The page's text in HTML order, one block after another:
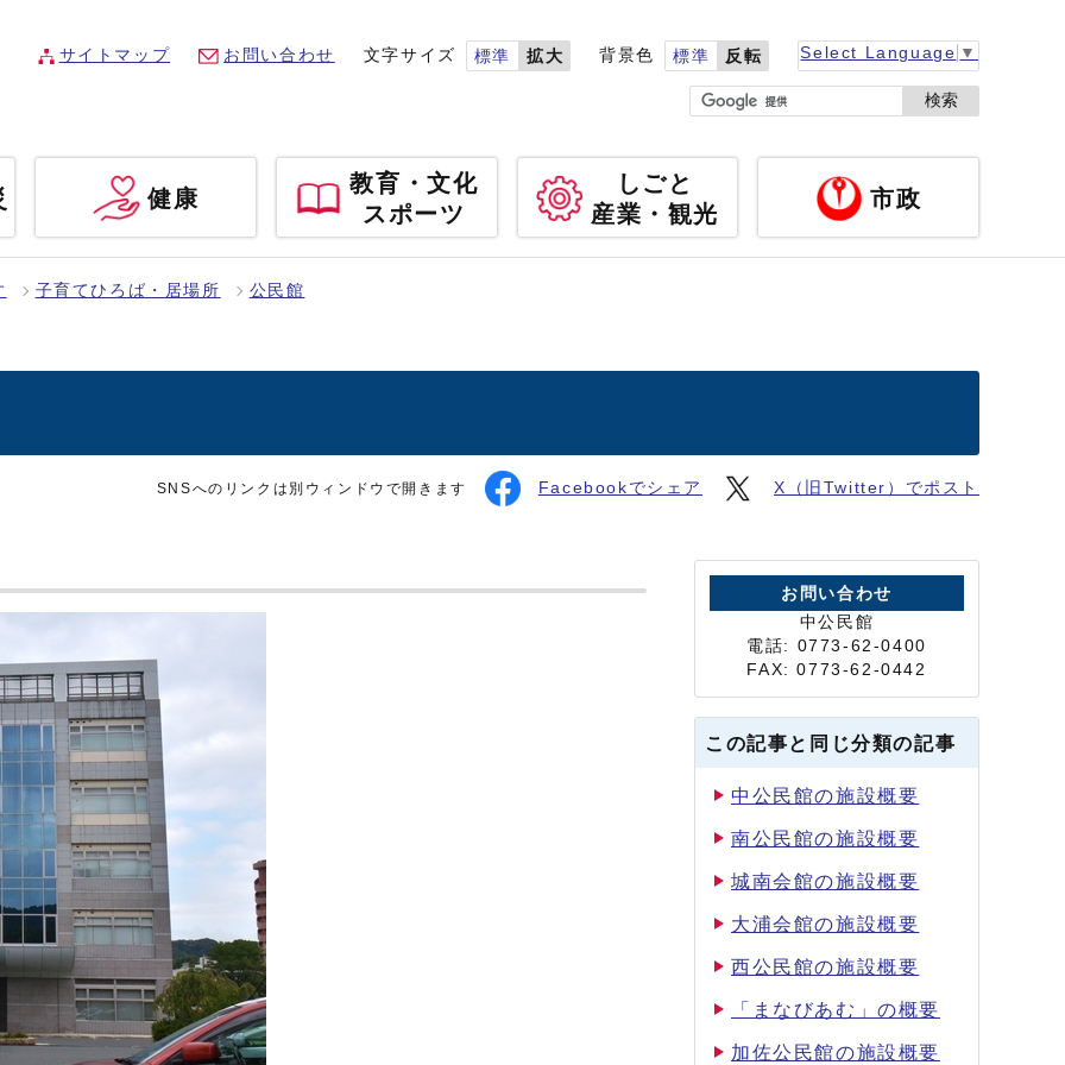
サイトマップ お問い合わせ 文字サイズ 標準 拡大 背景色 標準 反転 Select Language ▼
検索
健康
教育・文化
スポーツ
しごと
産業・観光
市政
子育てひろば・居場所 公民館
SNSへのリンクは別ウィンドウで開きます Facebookでシェア X（旧Twitter）でポスト
お問い合わせ
中公民館
電話: 0773-62-0400
FAX: 0773-62-0442
この記事と同じ分類の記事
中公民館の施設概要
南公民館の施設概要
城南会館の施設概要
大浦会館の施設概要
西公民館の施設概要
「まなびあむ」の概要
加佐公民館の施設概要